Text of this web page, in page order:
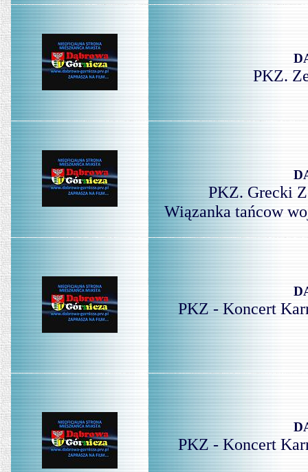
PKZ.
PKZ. Grecki
Wiązanka tańcow
PKZ - Koncert
PKZ - Koncert